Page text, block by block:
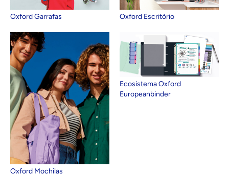
Oxford Garrafas Oxford Escritório
Oxford Mochilas
Ecosistema Oxford
Europeanbinder